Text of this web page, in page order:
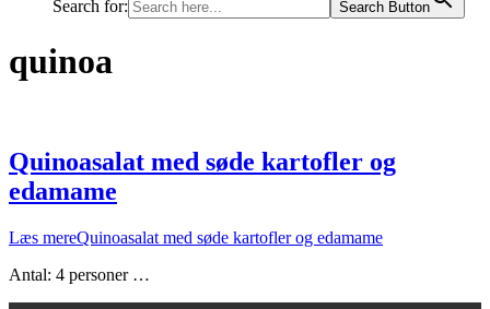
Search for:
Search Button
quinoa
Quinoasalat med søde kartofler og
edamame
Læs mereQuinoasalat med søde kartofler og edamame
Antal: 4 personer …